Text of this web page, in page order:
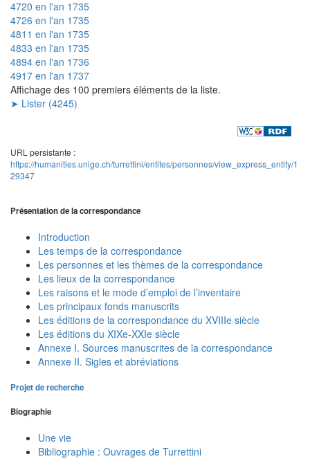
4720 en l'an 1735
4726 en l'an 1735
4811 en l'an 1735
4833 en l'an 1735
4894 en l'an 1736
4917 en l'an 1737
Affichage des 100 premiers éléments de la liste.
➤ Lister (4245)
URL persistante :
https://humanities.unige.ch/turrettini/entites/personnes/view_express_entity/1
29347
Présentation de la correspondance
Introduction
Les temps de la correspondance
Les personnes et les thèmes de la correspondance
Les lieux de la correspondance
Les raisons et le mode d’emploi de l’inventaire
Les principaux fonds manuscrits
Les éditions de la correspondance du XVIIIe siècle
Les éditions du XIXe-XXIe siècle
Annexe I. Sources manuscrites de la correspondance
Annexe II. Sigles et abréviations
Projet de recherche
Biographie
Une vie
Bibliographie : Ouvrages de Turrettini